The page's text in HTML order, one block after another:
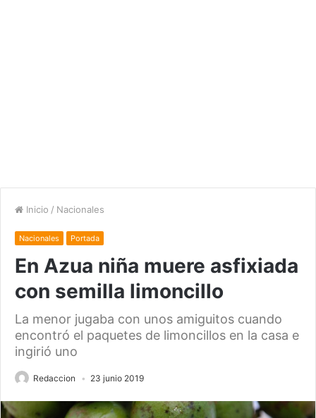
Inicio / Nacionales
Nacionales Portada
En Azua niña muere asfixiada
con semilla limoncillo
La menor jugaba con unos amiguitos cuando
encontró el paquetes de limoncillos en la casa e
ingirió uno
Redaccion 23 junio 2019